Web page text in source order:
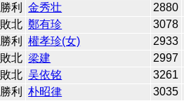
勝利 金秀壮
2880
敗北 鄭有珍
3078
勝利 權孝珍(女)
2933
敗北 梁建
2997
敗北 吴依铭
3261
勝利 朴昭律
3035